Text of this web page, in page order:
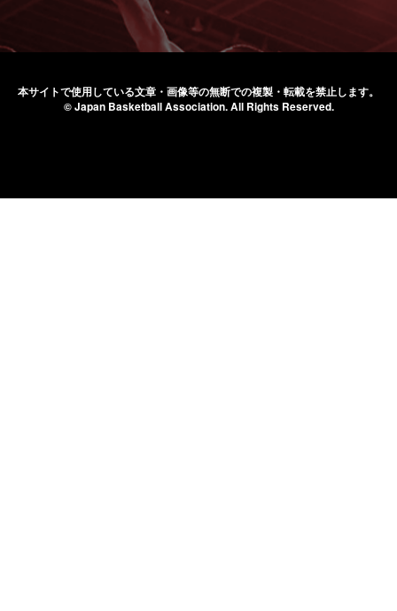
本サイトで使用している文章・画像等の無断での複製・転載を禁止します。
© Japan Basketball Association.All Rights Reserved.